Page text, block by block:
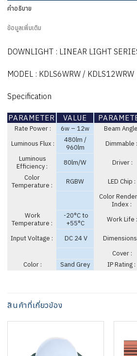
คำอธิบาย
ข้อมูลเพิ่มเติม
DOWNLIGHT : LINEAR LIGHT
MODEL : KDLS6WRW / KDLS12WRW
Specification
PARAMETER VALUE
Rate Power : 6w – 12w Beam
Luminous Flux :
480lm /
960lm
Dimmable :
Luminous
Efficiency :
80lm/W Driver :
Color
Temperature :
RGBW LED Chip :
Color
Index :
Work
Temperature :
-20°C to
+55°C
Work Life :
Input Voltage : DC 24 V
Cover :
Color :
Sand Grey IP Rating :
สินค้าที่เกี่ยวข้อง